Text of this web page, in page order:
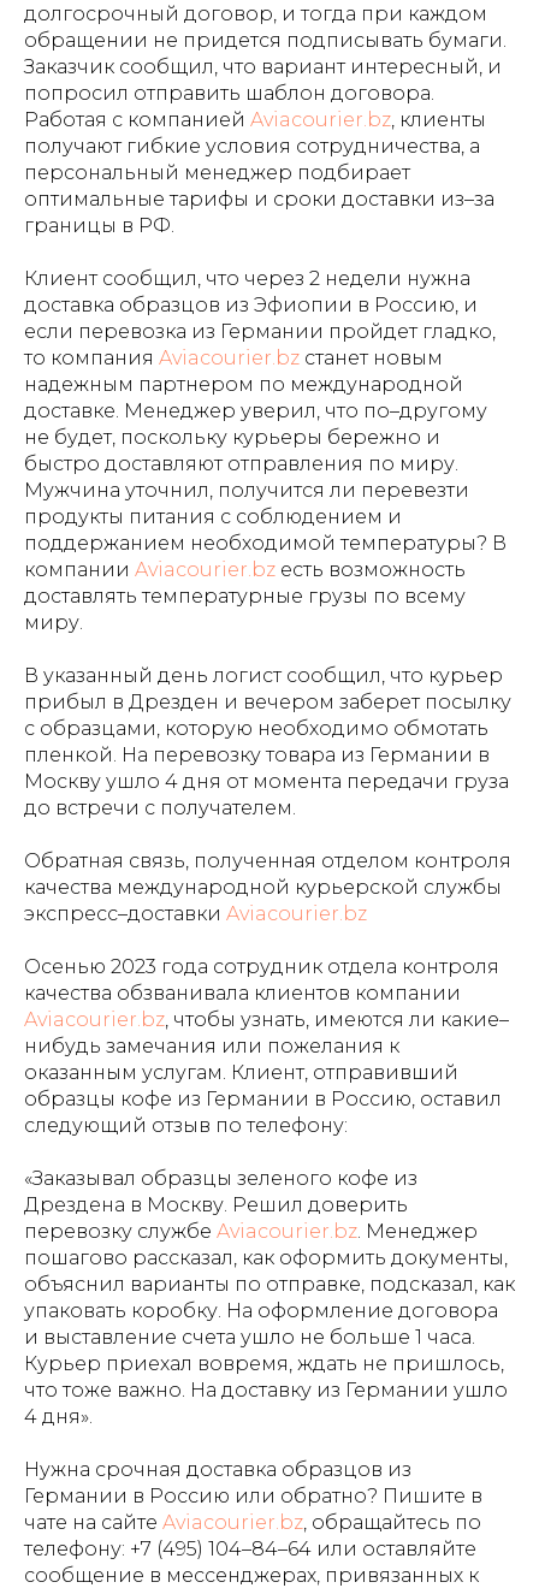
долгосрочный договор, и тогда при каждом
обращении не придется подписывать бумаги.
Заказчик сообщил, что вариант интересный, и
попросил отправить шаблон договора.
Работая с компанией Aviacourier.bz , клиенты
получают гибкие условия сотрудничества, а
персональный менеджер подбирает
оптимальные тарифы и сроки доставки из–за
границы в РФ.
Клиент сообщил, что через 2 недели нужна
доставка образцов из Эфиопии в Россию, и
если перевозка из Германии пройдет гладко,
то компания Aviacourier.bz станет новым
надежным партнером по международной
доставке. Менеджер уверил, что по–другому
не будет, поскольку курьеры бережно и
быстро доставляют отправления по миру.
Мужчина уточнил, получится ли перевезти
продукты питания с соблюдением и
поддержанием необходимой температуры? В
компании Aviacourier.bz есть возможность
доставлять температурные грузы по всему
миру.
В указанный день логист сообщил, что курьер
прибыл в Дрезден и вечером заберет посылку
с образцами, которую необходимо обмотать
пленкой. На перевозку товара из Германии в
Москву ушло 4 дня от момента передачи груза
до встречи с получателем.
Обратная связь, полученная отделом контроля
качества международной курьерской службы
экспресс–доставки Aviacourier.bz
Осенью 2023 года сотрудник отдела контроля
качества обзванивала клиентов компании
Aviacourier.bz , чтобы узнать, имеются ли какие–
нибудь замечания или пожелания к
оказанным услугам. Клиент, отправивший
образцы кофе из Германии в Россию, оставил
следующий отзыв по телефону:
«Заказывал образцы зеленого кофе из
Дрездена в Москву. Решил доверить
перевозку службе Aviacourier.bz . Менеджер
пошагово рассказал, как оформить документы,
объяснил варианты по отправке, подсказал, как
упаковать коробку. На оформление договора
и выставление счета ушло не больше 1 часа.
Курьер приехал вовремя, ждать не пришлось,
что тоже важно. На доставку из Германии ушло
4 дня».
Нужна срочная доставка образцов из
Германии в Россию или обратно? Пишите в
чате на сайте Aviacourier.bz , обращайтесь по
телефону: +7 (495) 104–84–64 или оставляйте
сообщение в мессенджерах, привязанных к